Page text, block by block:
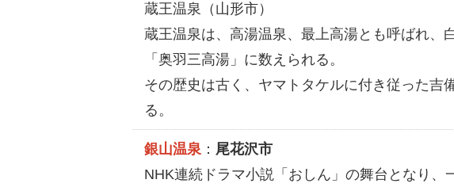
蔵王温泉（山形市）
蔵王温泉は、高湯温泉、最上高湯とも呼ばれ、
「奥羽三高湯」に数えられる。
その歴史は古く、ヤマトタケルに付き従った吉
る。
銀山温泉 ： 尾花沢市
NHK連続ドラマ小説「おしん」の舞台となり、